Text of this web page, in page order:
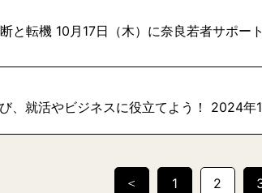
と転機 10月17日（木）に奈良若者サポー
、就活やビジネスに役立てよう！ 2024
＜ 1 2